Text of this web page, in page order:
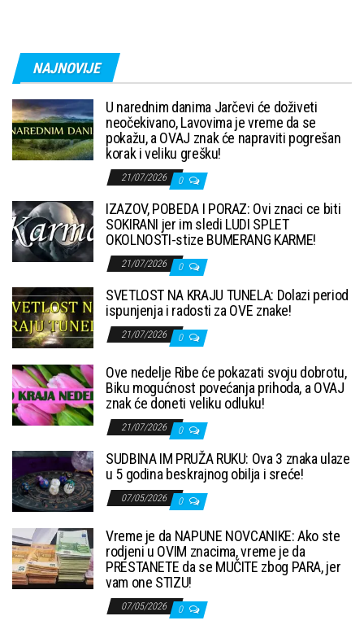
NAJNOVIJE
U narednim danima Jarčevi će doživeti
neočekivano, Lavovima je vreme da se
pokažu, a OVAJ znak će napraviti pogrešan
korak i veliku grešku!
21/07/2026 0
IZAZOV, POBEDA I PORAZ: Ovi znaci ce biti
SOKIRANI jer im sledi LUDI SPLET
OKOLNOSTI-stize BUMERANG KARME!
21/07/2026 0
SVETLOST NA KRAJU TUNELA: Dolazi period
ispunjenja i radosti za OVE znake!
21/07/2026 0
Ove nedelje Ribe će pokazati svoju dobrotu,
Biku mogućnost povećanja prihoda, a OVAJ
znak će doneti veliku odluku!
21/07/2026 0
SUDBINA IM PRUŽA RUKU: Ova 3 znaka ulaze
u 5 godina beskrajnog obilja i sreće!
07/05/2026 0
Vreme je da NAPUNE NOVCANIKE: Ako ste
rodjeni u OVIM znacima, vreme je da
PRESTANETE da se MUČITE zbog PARA, jer
vam one STIZU!
07/05/2026 0